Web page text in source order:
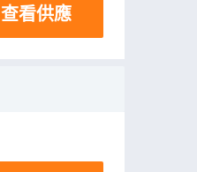
查看供應